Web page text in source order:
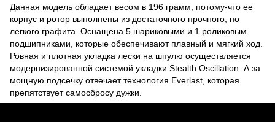
Данная модель обладает весом в 196 грамм, потому-что ее
корпус и ротор выполнены из достаточного прочного, но
легкого графита. Оснащена 5 шариковыми и 1 роликовым
подшипниками, которые обеспечивают плавный и мягкий ход.
Ровная и плотная укладка лески на шпулю осуществляется
модернизированной системой укладки Stealth Oscillation. А за
мощную подсечку отвечает технология Everlast, которая
препятствует самосбросу дужки.